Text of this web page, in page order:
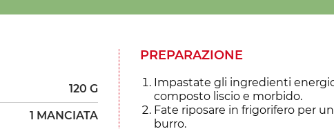
120 G
1 MANCIATA
PREPARAZIONE
Impastate gli ingredienti
composto liscio e morbido.
Fate riposare in frigorifero per
burro.